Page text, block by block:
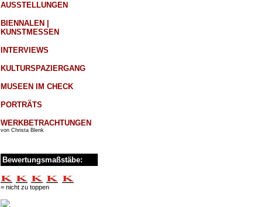
AUSSTELLUNGEN
BIENNALEN |
KUNSTMESSEN
INTERVIEWS
KULTURSPAZIERGANG
MUSEEN IM CHECK
PORTRÄTS
WERKBETRACHTUNGEN
von Christa Blenk
Bewertungsmaßstäbe:
= nicht zu toppen